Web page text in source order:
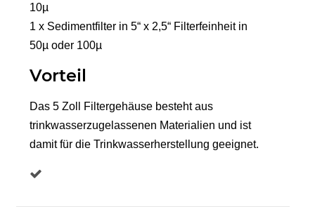
10µ
1 x Sedimentfilter in 5“ x 2,5“ Filterfeinheit in
50µ oder 100µ
Vorteil
Das 5 Zoll Filtergehäuse besteht aus
trinkwasserzugelassenen Materialien und ist
damit für die Trinkwasserherstellung geeignet.